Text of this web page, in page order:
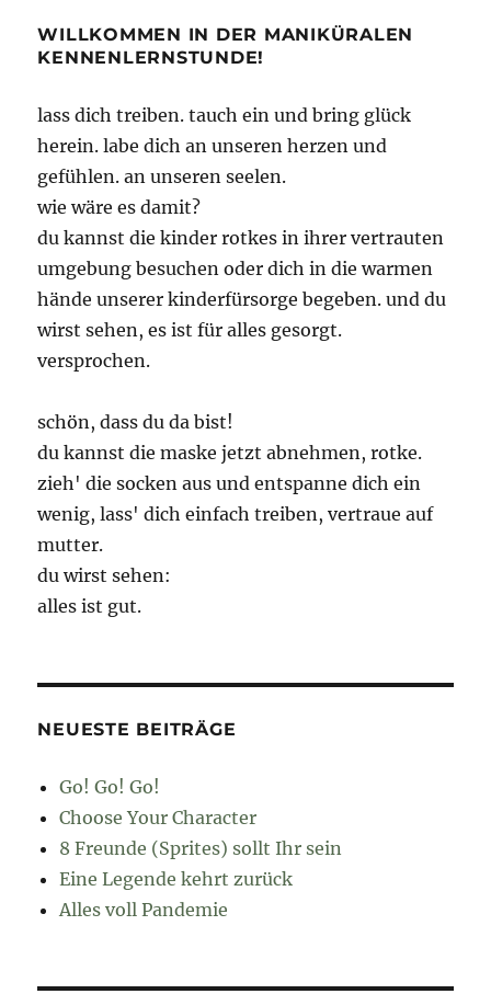
WILLKOMMEN IN DER MANIKÜRALEN
KENNENLERNSTUNDE!
lass dich treiben. tauch ein und bring glück
herein. labe dich an unseren herzen und
gefühlen. an unseren seelen.
wie wäre es damit?
du kannst die kinder rotkes in ihrer vertrauten
umgebung besuchen oder dich in die warmen
hände unserer kinderfürsorge begeben. und du
wirst sehen, es ist für alles gesorgt.
versprochen.
schön, dass du da bist!
du kannst die maske jetzt abnehmen, rotke.
zieh' die socken aus und entspanne dich ein
wenig, lass' dich einfach treiben, vertraue auf
mutter.
du wirst sehen:
alles ist gut.
NEUESTE BEITRÄGE
Go! Go! Go!
Choose Your Character
8 Freunde (Sprites) sollt Ihr sein
Eine Legende kehrt zurück
Alles voll Pandemie